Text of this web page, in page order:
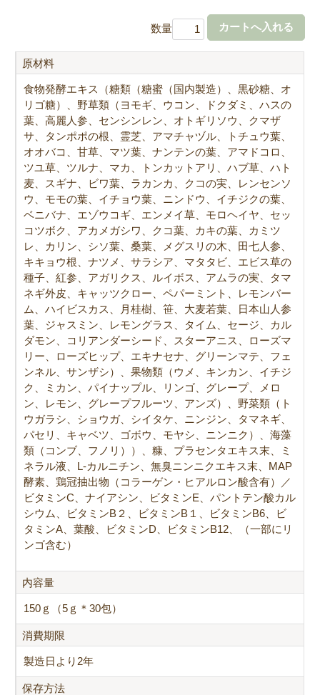
数量
原材料
食物発酵エキス（糖類（糖蜜（国内製造）、黒砂糖、オ
リゴ糖）、野草類（ヨモギ、ウコン、ドクダミ、ハスの
葉、高麗人参、センシンレン、オトギリソウ、クマザ
サ、タンポポの根、霊芝、アマチャヅル、トチュウ葉、
オオバコ、甘草、マツ葉、ナンテンの葉、アマドコロ、
ツユ草、ツルナ、マカ、トンカットアリ、ハブ草、ハト
麦、スギナ、ビワ葉、ラカンカ、クコの実、レンセンソ
ウ、モモの葉、イチョウ葉、ニンドウ、イチジクの葉、
ベニバナ、エゾウコギ、エンメイ草、モロヘイヤ、セッ
コツボク、アカメガシワ、クコ葉、カキの葉、カミツ
レ、カリン、シソ葉、桑葉、メグスリの木、田七人参、
キキョウ根、ナツメ、サラシア、マタタビ、エビス草の
種子、紅参、アガリクス、ルイボス、アムラの実、タマ
ネギ外皮、キャッツクロー、ペパーミント、レモンバー
ム、ハイビスカス、月桂樹、笹、大麦若葉、日本山人参
葉、ジャスミン、レモングラス、タイム、セージ、カル
ダモン、コリアンダーシード、スターアニス、ローズマ
リー、ローズヒップ、エキナセナ、グリーンマテ、フェ
ンネル、サンザシ）、果物類（ウメ、キンカン、イチジ
ク、ミカン、パイナップル、リンゴ、グレープ、メロ
ン、レモン、グレープフルーツ、アンズ）、野菜類（ト
ウガラシ、ショウガ、シイタケ、ニンジン、タマネギ、
パセリ、キャベツ、ゴボウ、モヤシ、ニンニク）、海藻
類（コンブ、フノリ））、糠、プラセンタエキス末、ミ
ネラル液、L-カルニチン、無臭ニンニクエキス末、MAP
酵素、鶏冠抽出物（コラーゲン・ヒアルロン酸含有）／
ビタミンC、ナイアシン、ビタミンE、パントテン酸カル
シウム、ビタミンB２、ビタミンB１、ビタミンB6、ビ
タミンA、葉酸、ビタミンD、ビタミンB12、（一部にリ
ンゴ含む）
内容量
150ｇ（5ｇ＊30包）
消費期限
製造日より2年
保存方法